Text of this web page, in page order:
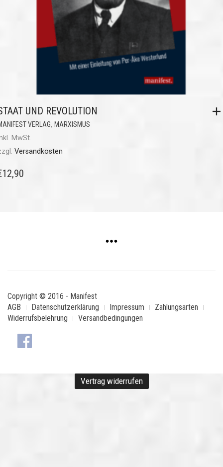
UND REVOLUTION
VERLAG, MARXISMUS
MwSt.
Versandkosten
12,90
Copyright © 2016 - Manifest
AGB
Datenschutzerklärung Impressum
Zahlungsarten
Widerrufsbelehrung
Versandbedingungen
Vertrag widerrufen